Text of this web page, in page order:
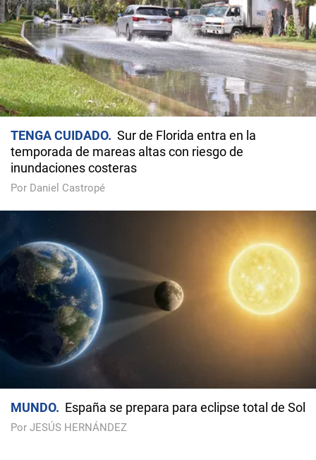
TENGA CUIDADO
Sur de Florida entra en la
temporada de mareas altas con riesgo de
inundaciones costeras
Por Daniel Castropé
MUNDO España se prepara para eclipse total de Sol
Por JESÚS HERNÁNDEZ